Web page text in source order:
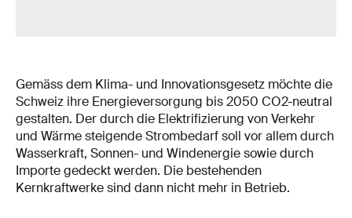
Gemäss dem Klima- und Innovationsgesetz möchte die
Schweiz ihre Energieversorgung bis 2050 CO2-neutral
gestalten. Der durch die Elektrifizierung von Verkehr
und Wärme steigende Strombedarf soll vor allem durch
Wasserkraft, Sonnen- und Windenergie sowie durch
Importe gedeckt werden. Die bestehenden
Kernkraftwerke sind dann nicht mehr in Betrieb.